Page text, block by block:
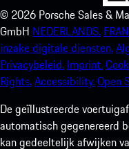
© 2026 Porsche Sales &
GmbH NEDERLANDS.
inzake digitale diensten.
Privacybeleid. Imprint.
Rights.Accessibility.Open
De geïllustreerde
automatisch gegenereerd
kan gedeeltelijk afwijken